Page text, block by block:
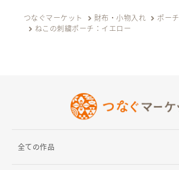
つなぐマーケット 財布・小物入れ
ポー
ねこの刺繍ポーチ：イエロー
全ての作品